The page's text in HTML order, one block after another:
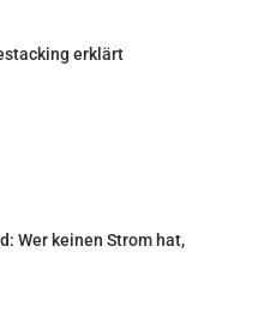
erklärt
Wer keinen Strom hat,